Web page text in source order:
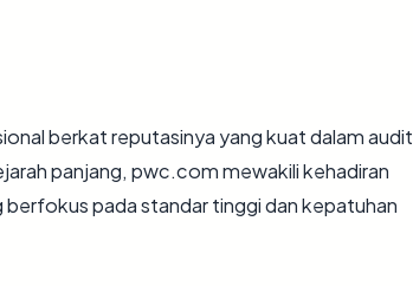
berkat reputasinya yang kuat dalam audit
panjang, pwc.com mewakili kehadiran
pada standar tinggi dan kepatuhan